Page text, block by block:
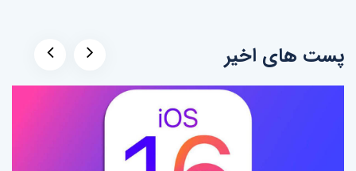
پست های اخیر